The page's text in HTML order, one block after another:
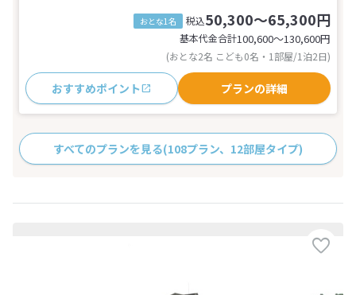
おとな1名 税込50,300～65,300円
基本代金合計100,600〜130,600円
(おとな2名 こども0名・1部屋/1泊2日)
おすすめポイント プランの詳細
すべてのプランを見る(108プラン、12部屋タイプ)